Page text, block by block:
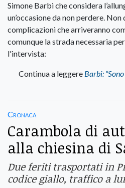
Simone Barbi che considera
un’occasione da non perdere.
complicazioni che arriveranno
comunque la strada necessaria
l'intervista:
Continua a leggere Barbi:
Cronaca
Carambola di
alla chiesina di
Due feriti trasportati in
codice giallo, traffico a